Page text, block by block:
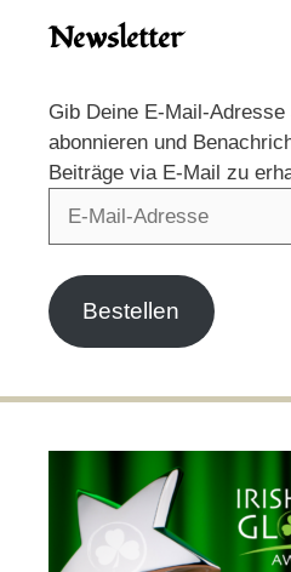
Newsletter
Gib Deine E-Mail-
abonnieren und
Beiträge via E-Mail zu
Bestellen